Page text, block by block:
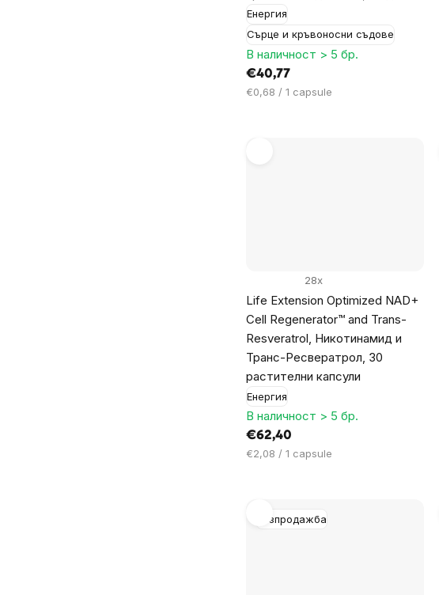
Енергия
Сърце и кръвоносни съдове
В наличност > 5 бр.
€40,77
Цена
€0,68 / 1 capsule
Life Extension Optimized NAD+
Cell Regenerator™ and Trans-
Resveratrol, Никотинамид и
Транс-Ресвератрол, 30
растителни капсули
Енергия
28x
В наличност > 5 бр.
€62,40
Цена
€2,08 / 1 capsule
Разпродажба